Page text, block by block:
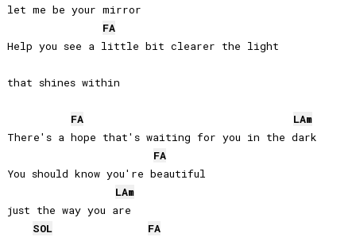
let me be your mirror
FA
Help you see a little bit clearer the light
that shines within
FA LAm
There's a hope that's waiting for you in the dark
FA
You should know you're beautiful
LAm
just the way you are
SOL
FA